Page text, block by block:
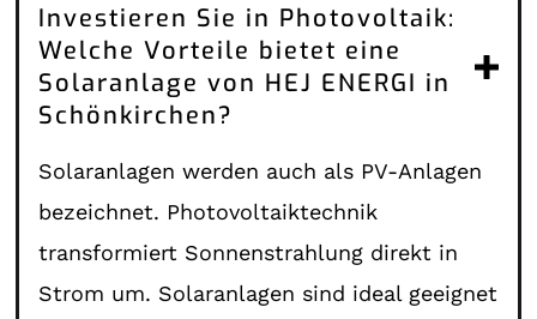
Investieren Sie in Photovoltaik:
Welche Vorteile bietet eine
Solaranlage von HEJ ENERGI in
Schönkirchen?
Solaranlagen werden auch als PV-Anlagen
bezeichnet. Photovoltaiktechnik
transformiert Sonnenstrahlung direkt in
Strom um. Solaranlagen sind ideal geeignet